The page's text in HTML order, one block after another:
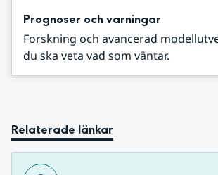
Prognoser och varningar
Forskning och avancerad
du ska veta vad som väntar.
Relaterade länkar